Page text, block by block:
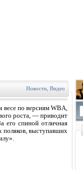
Новости Видео
весе по версиям WBA,
роста, — приводит
его спиной отличная
поляков, выступавших